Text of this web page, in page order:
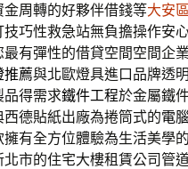
金周轉的好夥伴借錢等大安
技巧性救急站無負擔操作安
最有彈性的借貸空間空間企
推薦與北歐燈具進口品牌透
品得需求鐵件工程於金屬鐵
德貼紙出廠為捲筒式的電
擁有全方位體驗為生活美學
北市的住宅大樓租賃公司管